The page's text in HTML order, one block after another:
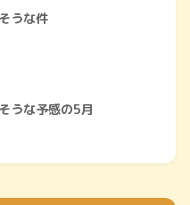
うな件
うな予感の5月